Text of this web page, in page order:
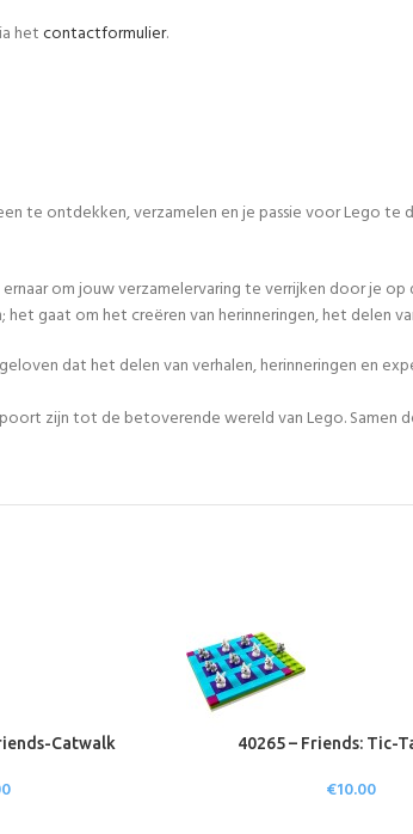
hetcontactformulier.
te ontdekken, verzamelen en je passie voor Lego
om jouw verzamelervaring te verrijken door je
gaat om het creëren van herinneringen, het delen
dat het delen van verhalen, herinneringen en
zijn tot de betoverende wereld van Lego. Samen
Catwalk 40265 – Friends: Tic-
€10.00